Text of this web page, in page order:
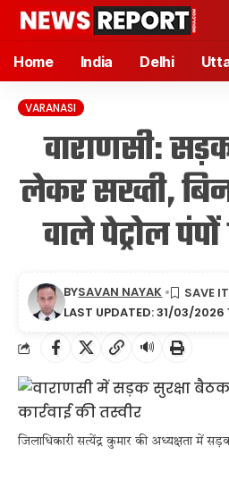
Home India Delhi
VARANASI
वाराणसी:
लेकर सख्ती,
वाले पेट्रोल पंपों
LAST UPDATED: 31/03/2026
BYSAVAN NAYAK
🔊
जिलाधिकारी सत्येंद्र कुमार की अध्यक्षता में